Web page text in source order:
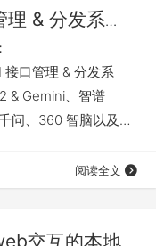
理 & 分发系
口管理 & 分发系
& Gemini、智谱
问、360 智脑以及腾
阅读全文
交互的本地ai